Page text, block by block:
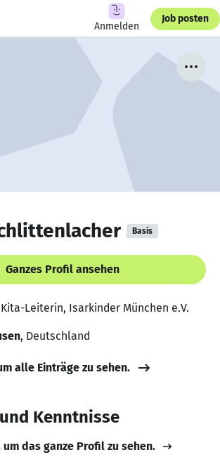
Anmelden
Job posten
Basis
Ganzes Profil ansehen
Leiterin, Isarkinder München e.V.
, Deutschland
alle Einträge zu sehen.
Kenntnisse
das ganze Profil zu sehen.